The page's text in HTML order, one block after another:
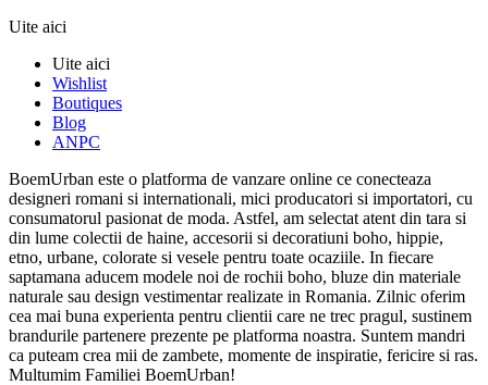
Uite aici
Uite aici
Wishlist
Boutiques
Blog
ANPC
BoemUrban este o platforma de vanzare online ce conecteaza
designeri romani si internationali, mici producatori si importatori, cu
consumatorul pasionat de moda. Astfel, am selectat atent din tara si
din lume colectii de haine, accesorii si decoratiuni boho, hippie,
etno, urbane, colorate si vesele pentru toate ocaziile. In fiecare
saptamana aducem modele noi de rochii boho, bluze din materiale
naturale sau design vestimentar realizate in Romania. Zilnic oferim
cea mai buna experienta pentru clientii care ne trec pragul, sustinem
brandurile partenere prezente pe platforma noastra. Suntem mandri
ca puteam crea mii de zambete, momente de inspiratie, fericire si ras.
Multumim Familiei BoemUrban!